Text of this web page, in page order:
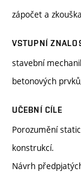
zápočet a zkouška
VSTUPNÍ
stavební
betonových
UČEBNÍ CÍLE
Porozumění
konstrukcí.
Návrh